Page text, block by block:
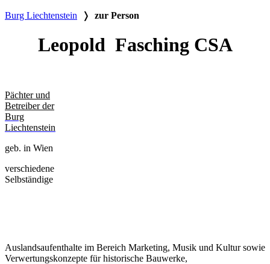
Burg Liechtenstein ❭ zur Person
Leopold Fasching CSA
Pächter und
Betreiber der
Burg
Liechtenstein
geb. in Wien
verschiedene
Selbständige
Auslandsaufenthalte im Bereich Marketing, Musik und Kultur sowie
Verwertungskonzepte für historische Bauwerke,